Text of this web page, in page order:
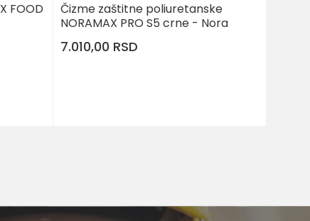
FOOD
Čizme zaštitne poliuretanske
NORAMAX PRO S5 crne - Nora
7.010,00 RSD